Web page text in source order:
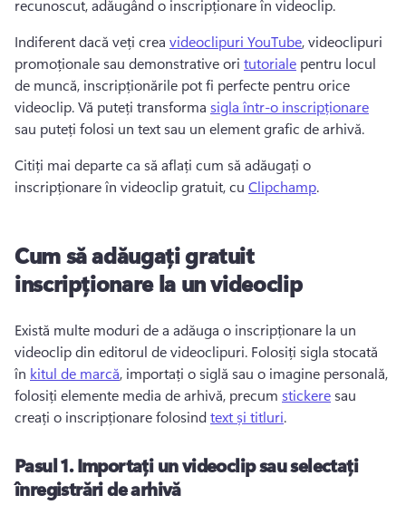
recunoscut, adăugând o inscripționare în videoclip.
Indiferent dacă veți crea videoclipuri YouTube, videoclipuri
promoționale sau demonstrative ori tutoriale pentru locul
de muncă, inscripționările pot fi perfecte pentru orice
videoclip. Vă puteți transforma sigla într-o inscripționare
sau puteți folosi un text sau un element grafic de arhivă.
Citiți mai departe ca să aflați cum să adăugați o
inscripționare în videoclip gratuit, cu Clipchamp.
Cum să adăugați gratuit
inscripționare la un videoclip
Există multe moduri de a adăuga o inscripționare la un
videoclip din editorul de videoclipuri. Folosiți sigla stocată
în kitul de marcă, importați o siglă sau o imagine personală,
folosiți elemente media de arhivă, precum stickere sau
creați o inscripționare folosind text și titluri.
Pasul 1.Importați un videoclip sau selectați
înregistrări de arhivă